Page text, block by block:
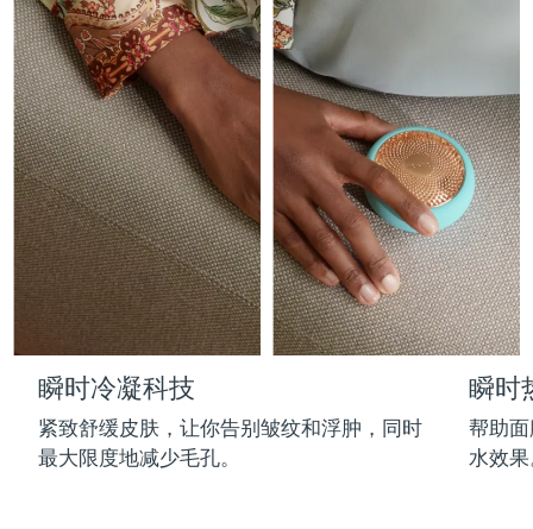
瞬时冷凝科技
紧致舒缓皮肤，让你告别皱纹和浮肿，同时
最大限度地减少毛孔。
瞬时
帮助
水效
FAQ™护肤品
All FAQ™ skincare
FAQ™产品
All anti-aging treatments
FAQ™护肤品
All FAQ™ skincare
FAQ™产品
All LED treatments
FAQ™产品
All hair treatments
FAQ™ skincare
All FAQ™ skincare
FAQ™ products
All toning treatments
脱毛
PEACH™ 2 Pro Max
Professional IPL hair removal device
PEACH™ 2
IPL hair removal
PEACH™ 2 go
Travel-friendly IPL hair removal
PEACH™ Cooling Prep Gel
Cooling IPL hair removal gel
身体护理
BEAR™ 2 body
Microcurrent body toning
LUNA™ 4 body
Massaging body brush
SUPERCHARGED™ serum
Firming body serum
痘肌护理
ESPADA™ 2 plus
Recurring acne LED therapy
ESPADA™ 2
Acne treatment device
ESPADA™ Blemish Solution
眼部护理
BEAR™ 2 eyes & lips
Microcurrent line smoothing device
IRIS™ 2
Rejuvenating eye massager
眼部护肤
毛孔护理
KIWI™ derma
Diamond microdermabrasion .
KIWI™
护发
LUNA™ 4 hair
2-in-1 LED scalp massager
FLIP™ play advanced
牙齿美白
法国 预计送达日期
法属波利尼西亚
德国 预计送达日期8/8/26
直布罗陀 预计送达日期8/12/26
希腊 预计送达日期8/8/26
中国香港特别行政区 预计送达日期8/9/26
预计送达日期8/8/26
冰岛 8/9/26
印度尼西亚 8/6/26